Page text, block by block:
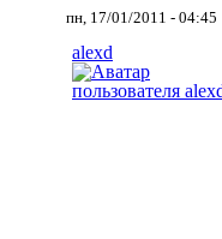
пн, 17/01/2011 - 04:45
alexd